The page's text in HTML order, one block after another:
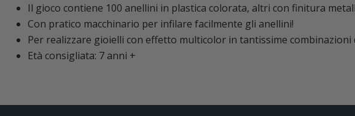
Il gioco contiene 100 anellini in plastica colorata, altri con finitura
Con pratico macchinario per infilare facilmente gli anellini!
Per realizzare gioielli con effetto multicolor in tantissime combinazioni
Età consigliata: 7 anni +